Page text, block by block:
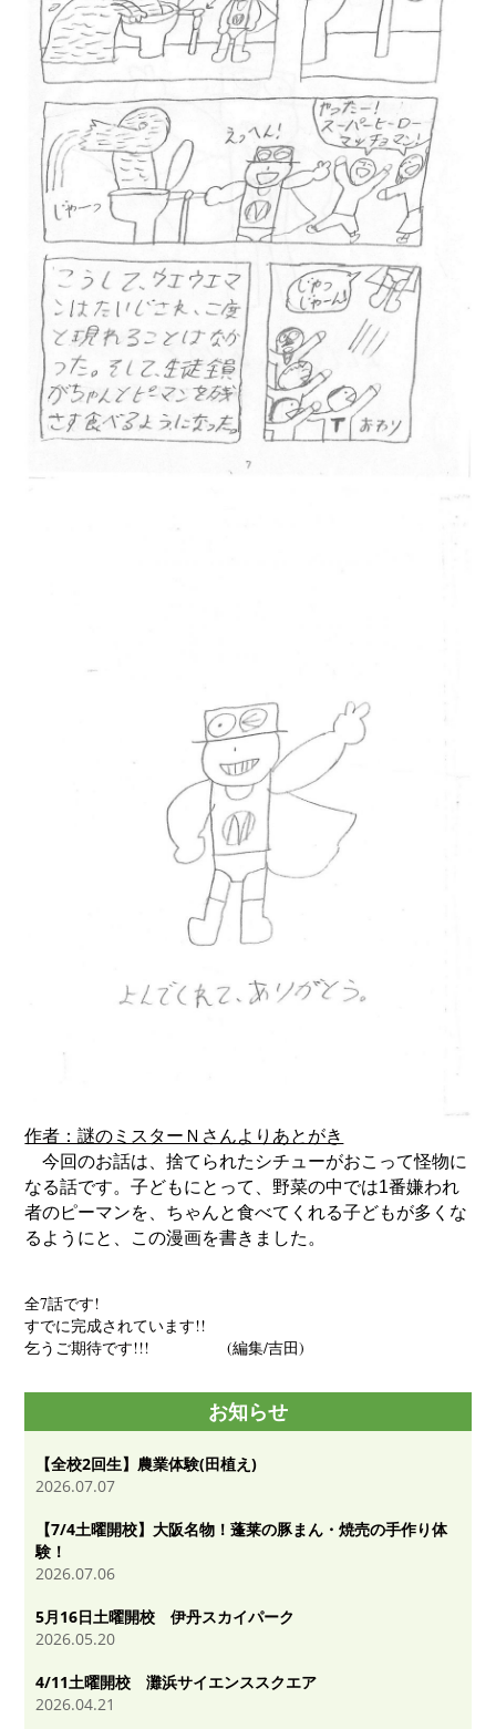
作者：謎のミスターＮさんよりあとがき
今回のお話は、捨てられたシチューがおこって怪物に
なる話です。子どもにとって、野菜の中では1番嫌われ
者のピーマンを、ちゃんと食べてくれる子どもが多くな
るようにと、この漫画を書きました。
全7話です!
すでに完成されています!!
乞うご期待です!!! (編集/吉田)
お知らせ
【全校2回生】農業体験(田植え)
2026.07.07
【7/4土曜開校】大阪名物！蓬莱の豚まん・焼売の手作り体
験！
2026.07.06
5月16日土曜開校 伊丹スカイパーク
2026.05.20
4/11土曜開校 灘浜サイエンススクエア
2026.04.21